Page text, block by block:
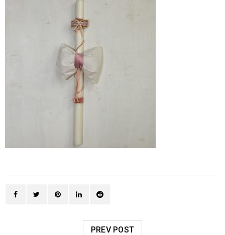
PREV POST